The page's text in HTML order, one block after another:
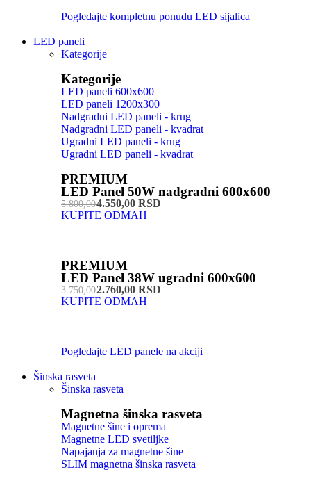
Pogledajte kompletnu ponudu LED sijalica
LED paneli
Kategorije
Kategorije
LED paneli 600x600
LED paneli 1200x300
Nadgradni LED paneli - krug
Nadgradni LED paneli - kvadrat
Ugradni LED paneli - krug
Ugradni LED paneli - kvadrat
PREMIUM
LED Panel 50W nadgradni 600x600
5.800,004.550,00 RSD
KUPITE ODMAH
PREMIUM
LED Panel 38W ugradni 600x600
3.750,002.760,00 RSD
KUPITE ODMAH
Pogledajte LED panele na akciji
Šinska rasveta
Šinska rasveta
Magnetna šinska rasveta
Magnetne šine i oprema
Magnetne LED svetiljke
Napajanja za magnetne šine
SLIM magnetna šinska rasveta